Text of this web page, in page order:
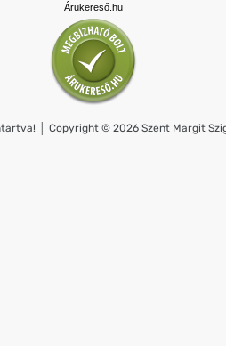
Árukereső.hu
│ Copyright © 2026 Szent Margit